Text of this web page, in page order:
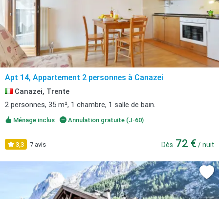
Apt 14, Appartement 2 personnes à Canazei
Canazei, Trente
2 personnes, 35 m², 1 chambre, 1 salle de bain.
Ménage inclus Annulation gratuite (J-60)
3,3 7 avis Dès 72 € / nuit